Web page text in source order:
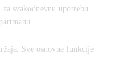
svakodnevnu upotrebu.
Sve osnovne funkcije